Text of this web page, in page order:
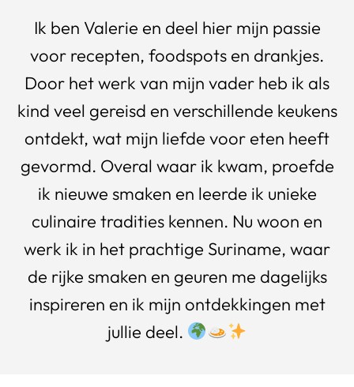
Ik ben Valerie en deel hier mijn passie
voor recepten, foodspots en drankjes.
Door het werk van mijn vader heb ik als
kind veel gereisd en verschillende keukens
ontdekt, wat mijn liefde voor eten heeft
gevormd. Overal waar ik kwam, proefde
ik nieuwe smaken en leerde ik unieke
culinaire tradities kennen. Nu woon en
werk ik in het prachtige Suriname, waar
de rijke smaken en geuren me dagelijks
inspireren en ik mijn ontdekkingen met
jullie deel.